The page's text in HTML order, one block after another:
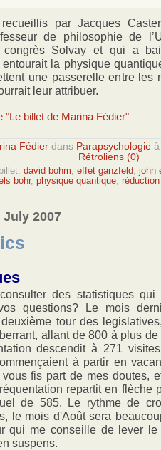
par Jacques
de philosophie de
congrès Solvay et qui a
la physique
une passerelle entre les
leur attribuer.
"Le billet de Marina Fédier"
Fédier dans Parapsychologie
Rétroliens (0)
david bohm, effet ganzfeld, john
bohr, physique quantique,
July 2007
des statistiques
questions? Le mois
tour des
allant de 800 à plus
descendit à 271
à partir en
fis part de mes doutes,
repartit en flèche
de 585. Le rythme de
le mois d'Août sera
qui me conseille de lever
suspens.